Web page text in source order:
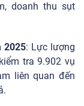
doanh thu sụt
2025: Lực lượng
tra 9.902 vụ
liên quan đến